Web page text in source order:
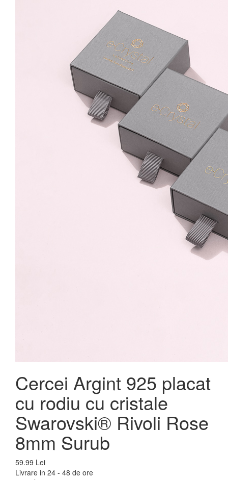
Swarovski® Rivoli Rose
8mm Surub
Cercei Argint 925 placat
cu rodiu cu cristale
Swarovski® Rivoli Rose
8mm Surub
59.99 Lei
Livrare in 24 - 48 de ore